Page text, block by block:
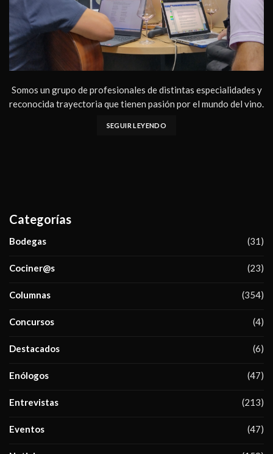
Somos un grupo de profesionales de distintas especialidades y
reconocida trayectoria que tienen pasión por el mundo del vino.
SEGUIR LEYENDO
Categorías
Bodegas (31)
Cociner@s (23)
Columnas (354)
Concursos (4)
Destacados (6)
Enólogos (47)
Entrevistas (213)
Eventos (47)